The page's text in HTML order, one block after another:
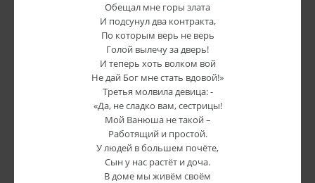
Обещал мне горы злата
И подсунул два контракта,
По которым верь не верь
Голой вылечу за дверь!
И теперь хоть волком вой
Не дай Бог мне стать вдовой!»
Третья молвила девица: -
«Да, не сладко вам, сестрицы!
Мой Ванюша не такой –
Работящий и простой.
У людей в большем почёте,
Сын у нас растёт и доча.
В доме мы живём своём